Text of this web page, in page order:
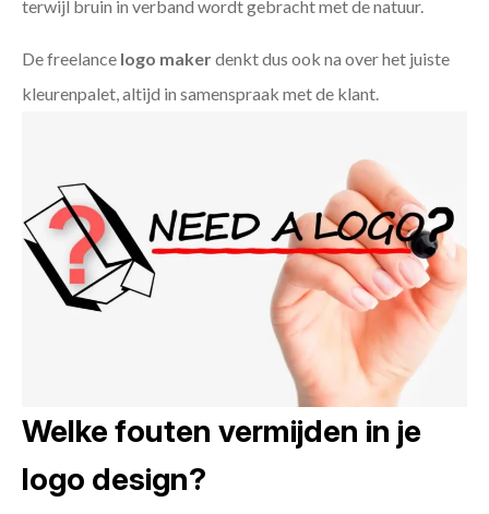
terwijl bruin in verband wordt gebracht met de natuur.
De freelance logo makerdenkt dus ook na over het juiste
kleurenpalet, altijd in samenspraak met de klant.
Welke fouten vermijden in je
logo design?